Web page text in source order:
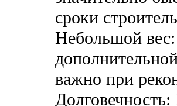
сроки
Небольшой вес:
важно при